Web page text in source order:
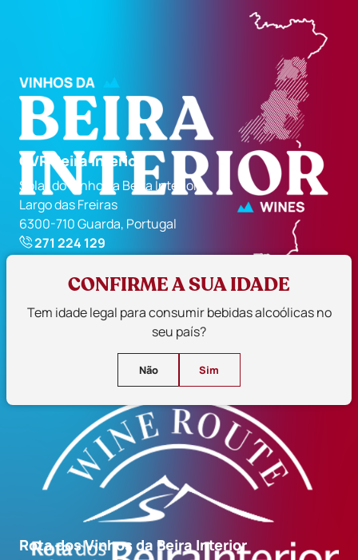
CVR Beira Interior
Solar do Vinho da Beira Interior
Largo das Freiras
6300-710 Guarda, Portugal
271 224 129
Siga-nos
Rota dos Vinhos da Beira Interior
CONFIRME A SUA IDADE
Tem idade legal para consumir bebidas alcoólicas no
seu país?
Não Sim